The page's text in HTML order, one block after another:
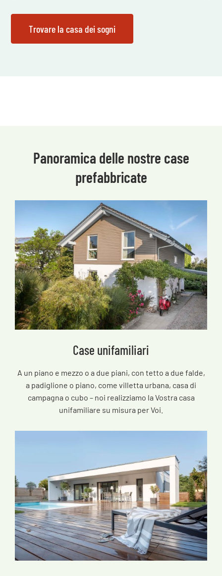
Panoramica delle nostre case
prefabbricate
Case unifamiliari
A un piano e mezzo o a due piani, con tetto a due falde,
a padiglione o piano, come villetta urbana, casa di
campagna o cubo – noi realizziamo la Vostra casa
unifamiliare su misura per Voi.